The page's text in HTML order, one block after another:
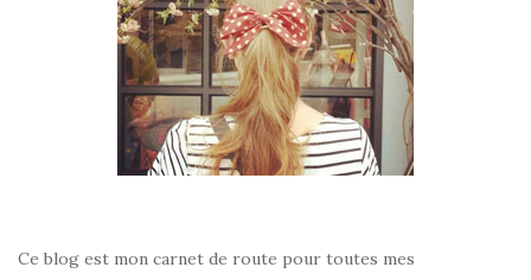
Ce blog est mon carnet de route pour toutes mes